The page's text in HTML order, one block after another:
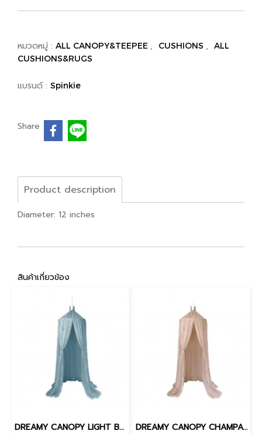
หมวดหมู่ : ALL CANOPY&TEEPEE , CUSHIONS ,
ALL
CUSHIONS&RUGS
แบรนด์ : Spinkie
Share
Product description
Diameter: 12 inches
สินค้าเกี่ยวข้อง
DREAMY CANOPY LIGHT BLUE SILVER DREAMY CANOPY CHAMPAGNE SILVER